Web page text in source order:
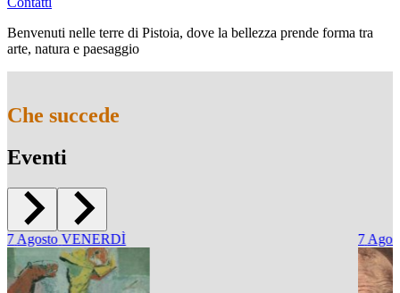
Benvenuti nelle terre di Pistoia, dove la bellezza prende forma tra
arte, natura e paesaggio
Che succede
Eventi
7Agosto VENERDÌ 7